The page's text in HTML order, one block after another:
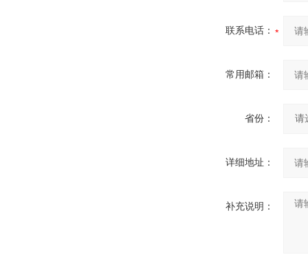
联系电话：
常用邮箱：
省份：
详细地址：
补充说明：